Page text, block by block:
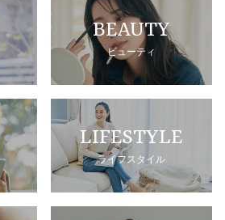
BEAUTY
ビューティ
LIFESTYLE
ライフスタイル